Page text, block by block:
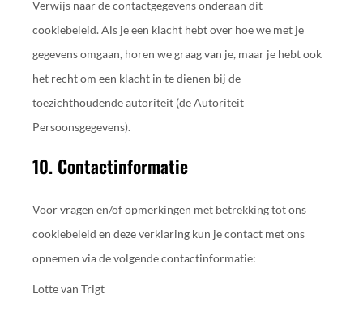
Verwijs naar de contactgegevens onderaan dit
cookiebeleid. Als je een klacht hebt over hoe we met je
gegevens omgaan, horen we graag van je, maar je hebt ook
het recht om een klacht in te dienen bij de
toezichthoudende autoriteit (de Autoriteit
Persoonsgegevens).
10. Contactinformatie
Voor vragen en/of opmerkingen met betrekking tot ons
cookiebeleid en deze verklaring kun je contact met ons
opnemen via de volgende contactinformatie:
Lotte van Trigt